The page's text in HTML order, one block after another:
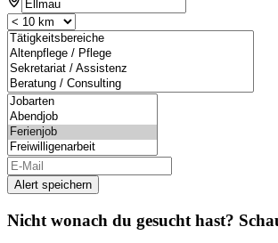
Alert speichern
Nicht wonach du gesucht hast?